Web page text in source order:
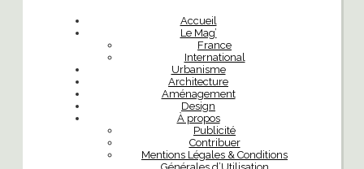
Accueil
Le Mag’
France
International
Urbanisme
Architecture
Aménagement
Design
À propos
Publicité
Contribuer
Mentions Légales & Conditions